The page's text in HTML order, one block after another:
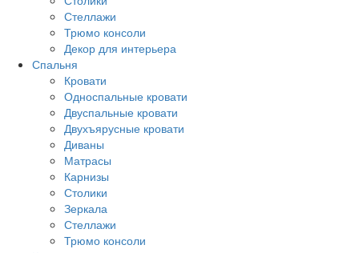
Стеллажи
Трюмо консоли
Декор для интерьера
Спальня
Кровати
Односпальные кровати
Двуспальные кровати
Двухъярусные кровати
Диваны
Матрасы
Карнизы
Столики
Зеркала
Стеллажи
Трюмо консоли